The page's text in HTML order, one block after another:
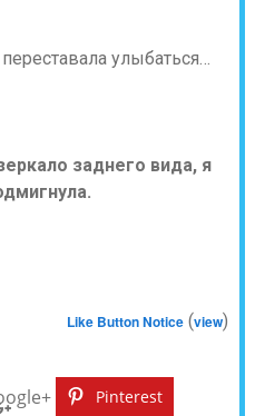
улыбаться…
заднего вида, я
Like Button Notice (view)
Pinterest